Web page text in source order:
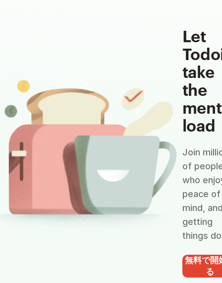
Let
take
the
load
Join
of
who
peace of
mind,
getting
things
無料で開
る